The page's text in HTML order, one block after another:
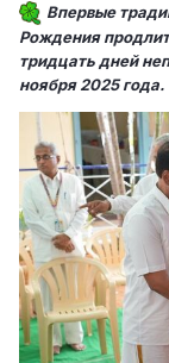
Впервые
Рождения
тридцать дней
ноября 2025 года.